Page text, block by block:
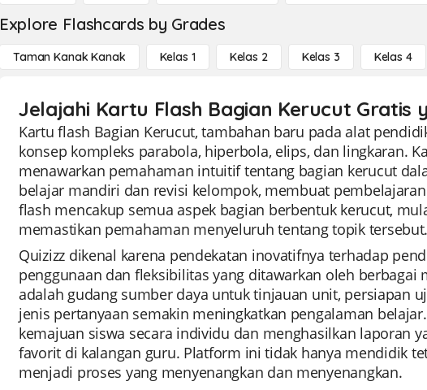
Explore Flashcards by Grades
Taman Kanak Kanak Kelas 1 Kelas 2 Kelas 3 Kelas 4
Jelajahi Kartu Flash Bagian Kerucut Gratis
Kartu flash Bagian Kerucut, tambahan baru pada alat
konsep kompleks parabola, hiperbola, elips, dan lingkaran.
menawarkan pemahaman intuitif tentang bagian kerucut
belajar mandiri dan revisi kelompok, membuat
flash mencakup semua aspek bagian berbentuk kerucut,
memastikan pemahaman menyeluruh tentang topik tersebut.
Quizizz dikenal karena pendekatan inovatifnya terhadap
penggunaan dan fleksibilitas yang ditawarkan oleh
adalah gudang sumber daya untuk tinjauan unit, persiapan
jenis pertanyaan semakin meningkatkan pengalaman
kemajuan siswa secara individu dan menghasilkan laporan
favorit di kalangan guru. Platform ini tidak hanya mendidik
menjadi proses yang menyenangkan dan menyenangkan.